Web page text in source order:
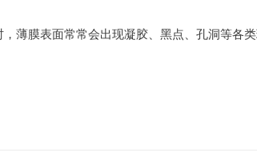
薄膜表面常常会出现凝胶、黑点、孔洞等各